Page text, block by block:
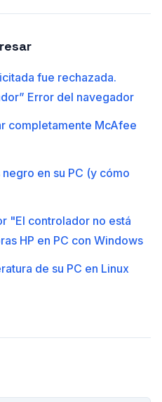
fue rechazada.
Error del navegador
completamente McAfee
en su PC (y cómo
"El controlador no está
HP en PC con Windows
de su PC en Linux